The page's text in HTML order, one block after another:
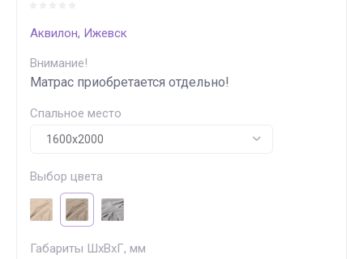
Аквилон, Ижевск
Внимание!
Матрас приобретается отдельно!
Спальное место
Выбор цвета
Габариты ШхВхГ, мм